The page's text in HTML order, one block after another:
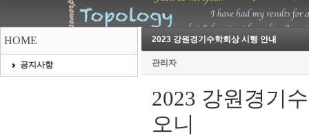
HOME
공지사항
2023 강원경기수학회상 시행 안내
관리자
2023 강원경기
오니